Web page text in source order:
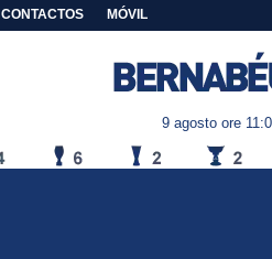
CONTACTOS MÓVIL
9 agosto ore